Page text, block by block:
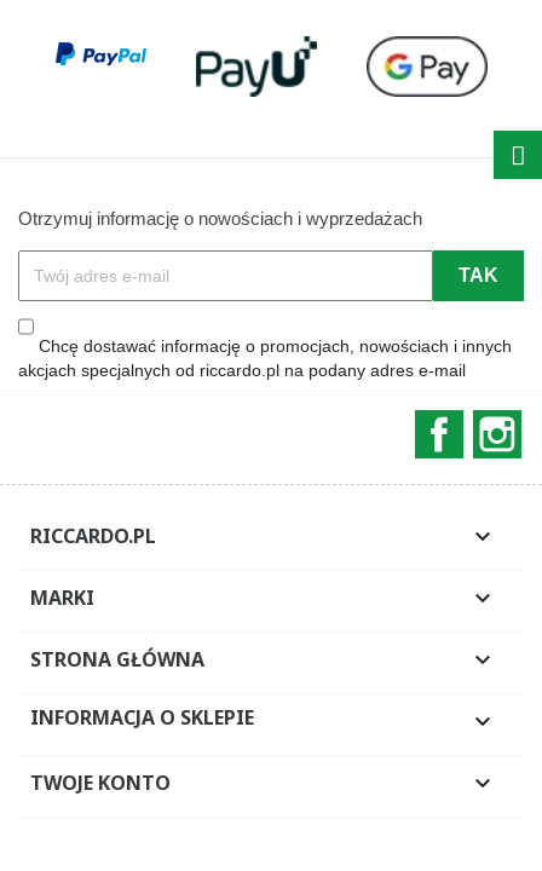
Otrzymuj informację o nowościach i wyprzedażach
Chcę dostawać informację o promocjach, nowościach i innych
akcjach specjalnych od riccardo.pl na podany adres e-mail
RICCARDO.PL 
MARKI 
STRONA GŁÓWNA 
INFORMACJA O SKLEPIE 
TWOJE KONTO 